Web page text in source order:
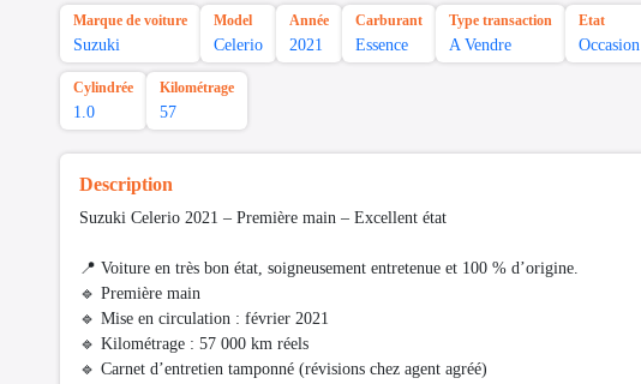
Marque de voiture
Suzuki
Model
Celerio
Année
2021
Carburant
Essence
Type transaction
A Vendre
Etat
Occasion
Cylindrée
1.0
Kilométrage
57
Description
Suzuki Celerio 2021 – Première main – Excellent état
📍 Voiture en très bon état, soigneusement entretenue et 100 % d’origine.
🔹 Première main
🔹 Mise en circulation : février 2021
🔹 Kilométrage : 57 000 km réels
🔹 Carnet d’entretien tamponné (révisions chez agent agréé)